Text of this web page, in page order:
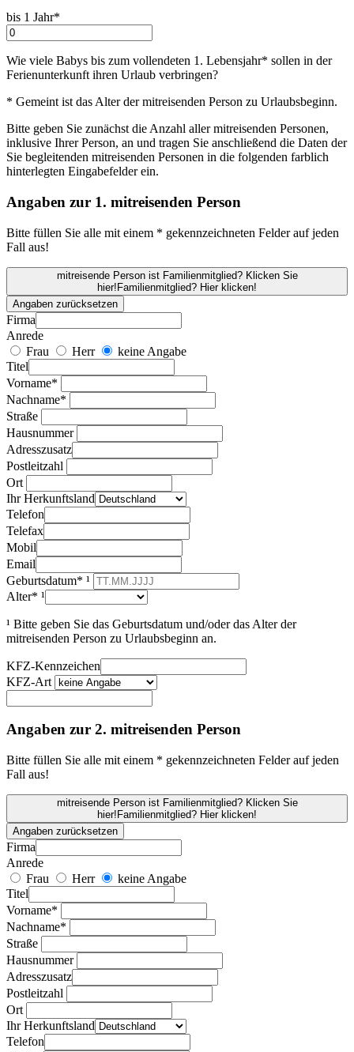
bis 1 Jahr*
Wie viele Babys bis zum vollendeten 1. Lebensjahr* sollen in der
Ferienunterkunft ihren Urlaub verbringen?
* Gemeint ist das Alter der mitreisenden Person zu Urlaubsbeginn.
Bitte geben Sie zunächst die Anzahl aller mitreisenden Personen,
inklusive Ihrer Person, an und tragen Sie anschließend die Daten der
Sie begleitenden mitreisenden Personen in die folgenden farblich
hinterlegten Eingabefelder ein.
Angaben zur 1. mitreisenden Person
Bitte füllen Sie alle mit einem * gekennzeichneten Felder auf jeden
Fall aus!
mitreisende Person ist Familienmitglied? Klicken Sie
hier!Familienmitglied? Hier klicken!
Angaben zurücksetzen
Firma
Anrede
Frau
Herr
keine Angabe
Titel
Vorname*
Nachname*
Straße
Hausnummer
Adresszusatz
Postleitzahl
Ort
Ihr Herkunftsland
Telefon
Telefax
Mobil
Email
Geburtsdatum* ¹
Alter* ¹
¹ Bitte geben Sie das Geburtsdatum und/oder das Alter der
mitreisenden Person zu Urlaubsbeginn an.
KFZ-Kennzeichen
KFZ-Art
Angaben zur 2. mitreisenden Person
Bitte füllen Sie alle mit einem * gekennzeichneten Felder auf jeden
Fall aus!
mitreisende Person ist Familienmitglied? Klicken Sie
hier! Familienmitglied? Hier klicken!
Angaben zurücksetzen
Firma
Anrede
Frau
Herr
keine Angabe
Titel
Vorname*
Nachname*
Straße
Hausnummer
Adresszusatz
Postleitzahl
Ort
Ihr Herkunftsland
Telefon